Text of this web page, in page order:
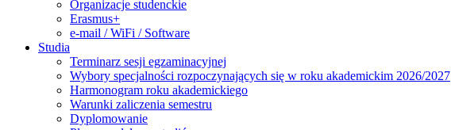
Organizacje studenckie
Erasmus+
e-mail / WiFi / Software
Studia
Terminarz sesji egzaminacyjnej
Wybory specjalności rozpoczynających się w roku akademickim 2026/2027
Harmonogram roku akademickiego
Warunki zaliczenia semestru
Dyplomowanie